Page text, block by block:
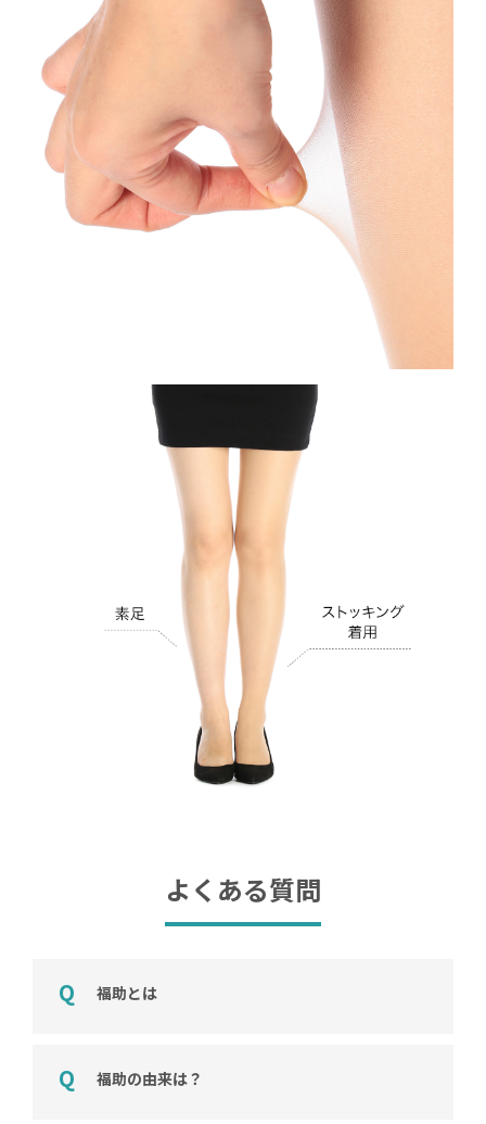
よくある質問
福助とは
福助の由来は？